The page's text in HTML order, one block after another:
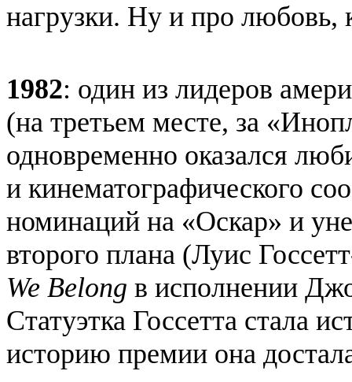
нагрузки. Ну и про любовь,
1982: один из лидеров
(на третьем месте, за
одновременно оказался
и кинематографического
номинаций на «Оскар» и
второго плана (Луис
We Belong в исполнении
Статуэтка Госсетта стала
историю премии она